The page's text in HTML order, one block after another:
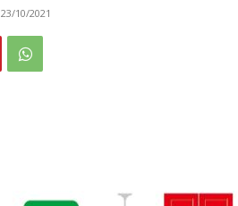
23/10/2021